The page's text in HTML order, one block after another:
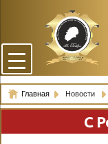
Главная Новости
С